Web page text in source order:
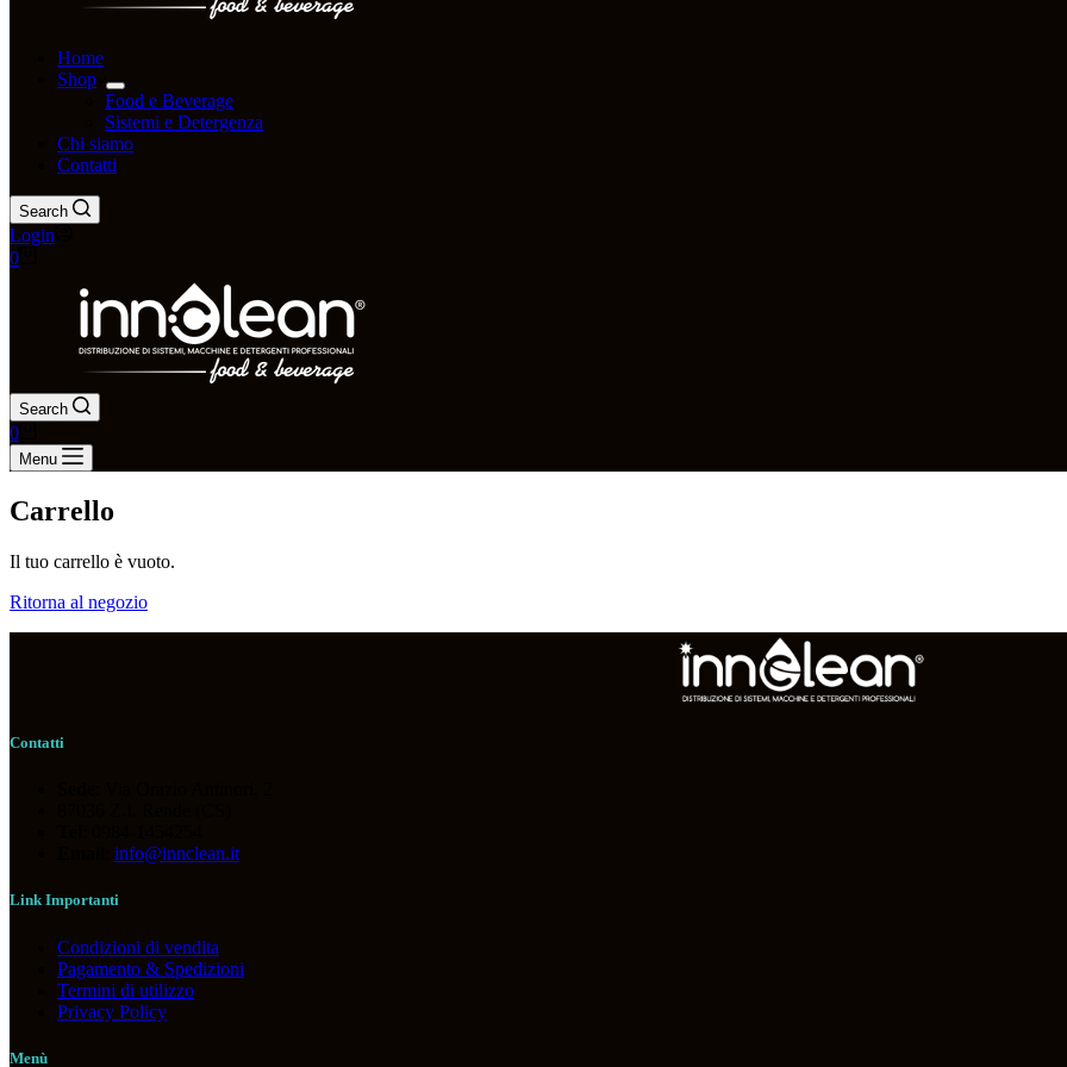
Home
Shop
Food e Beverage
Sistemi e Detergenza
Chi siamo
Contatti
Search
Login
0
Search
0
Menu
Carrello
Il tuo carrello è vuoto.
Ritorna al negozio
Contatti
info@innclean.it
Link Importanti
Condizioni di vendita
Pagamento & Spedizioni
Termini di utilizzo
Privacy Policy
Menù